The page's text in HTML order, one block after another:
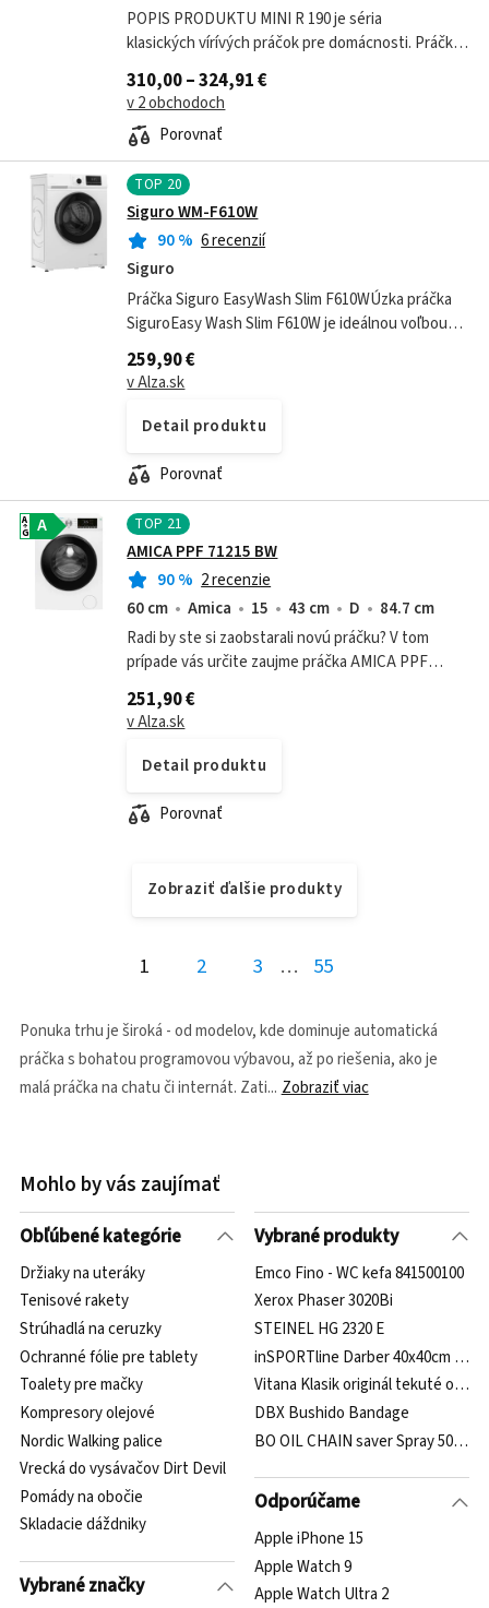
POPIS PRODUKTU MINI R 190 je séria
klasických vírívých práčok pre domácnosti. Práčky
typu MINI nevyžadujú veľa miesta a ich obsluha je
jednoduchá. Sú dobrými pomocníkmi...
310,00 – 324,91 €
v 2 obchodoch
Porovnať
TOP 20
Siguro WM-F610W
90% 6 recenzií
Siguro
Práčka Siguro EasyWash Slim F610WÚzka práčka
SiguroEasy Wash Slim F610W je ideálnou voľbou
tam, kde hľadáte úsporné, priestorovo nenáročné
a zároveň praktické riešenie pre...
259,90 €
v Alza.sk
Detail produktu
Porovnať
TOP 21
AMICA PPF 71215 BW
90% 2 recenzie
A
A
G
60 cm Amica 15 43 cm D
84.7 cm
Radi by ste si zaobstarali novú práčku? V tom
prípade vás určite zaujme práčka AMICA PPF
71215 BW plnená spredu. Na základe hĺbky 43 cm ju
zaraďujeme medzi práčky slim, takže...
251,90 €
v Alza.sk
Detail produktu
Porovnať
Zobraziť ďalšie produkty
1 2 3 … 55
Ponuka trhu je široká - od modelov, kde dominuje automatická
práčka s bohatou programovou výbavou, až po riešenia, ako je
malá práčka na chatu či internát. Zati
Zobraziť viac
Mohlo by vás zaujímať
Obľúbené kategórie
Držiaky na uteráky
Tenisové rakety
Strúhadlá na ceruzky
Ochranné fólie pre tablety
Toalety pre mačky
Kompresory olejové
Nordic Walking palice
Vrecká do vysávačov Dirt Devil
Pomády na obočie
Skladacie dáždniky
Vybrané značky
Vybrané produkty
Emco Fino - WC kefa 841500100
Xerox Phaser 3020Bi
STEINEL HG 2320 E
inSPORTline Darber 40x40cm 10ks
Vitana Klasik originál tekuté
DBX Bushido Bandage
BO OIL CHAIN saver Spray 500 ml
Odporúčame
Apple iPhone 15
Apple Watch 9
Apple Watch Ultra 2